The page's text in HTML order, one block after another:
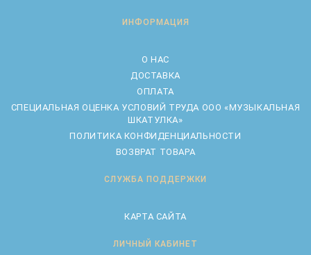
ИНФОРМАЦИЯ
О НАС
ДОСТАВКА
ОПЛАТА
CПЕЦИАЛЬНАЯ ОЦЕНКА УСЛОВИЙ ТРУДА ООО «МУЗЫКАЛЬНАЯ
ШКАТУЛКА»
ПОЛИТИКА КОНФИДЕНЦИАЛЬНОСТИ
ВОЗВРАТ ТОВАРА
СЛУЖБА ПОДДЕРЖКИ
КАРТА САЙТА
ЛИЧНЫЙ КАБИНЕТ